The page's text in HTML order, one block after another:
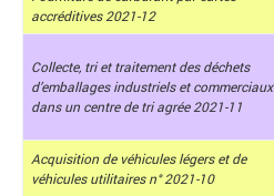
accréditives 2021-12
Collecte, tri et traitement des déchets
d’emballages industriels et commerciaux
dans un centre de tri agrée 2021-11
Acquisition de véhicules légers et de
véhicules utilitaires n° 2021-10